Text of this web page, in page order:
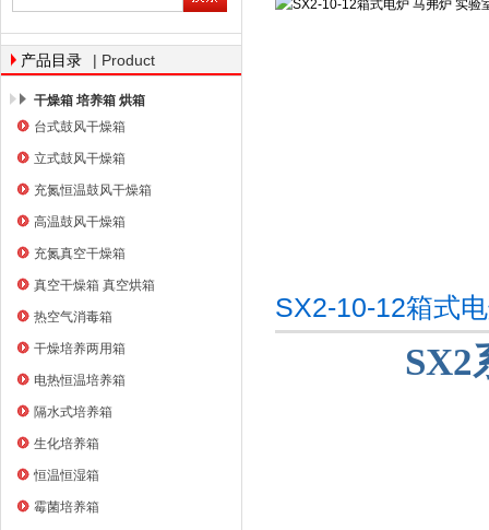
上海右一仪器有限公司
产品目录 | Product
干燥箱 培养箱 烘箱
台式鼓风干燥箱
立式鼓风干燥箱
充氮恒温鼓风干燥箱
高温鼓风干燥箱
充氮真空干燥箱
真空干燥箱 真空烘箱
热空气消毒箱
干燥培养两用箱
电热恒温培养箱
隔水式培养箱
生化培养箱
恒温恒湿箱
霉菌培养箱
SX2-10-12箱式
SX2